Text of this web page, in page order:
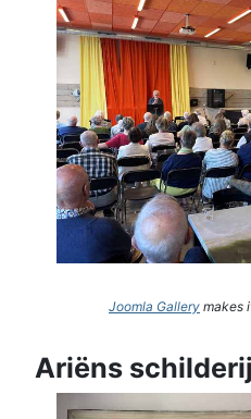
Joomla Gallery makes
Ariëns